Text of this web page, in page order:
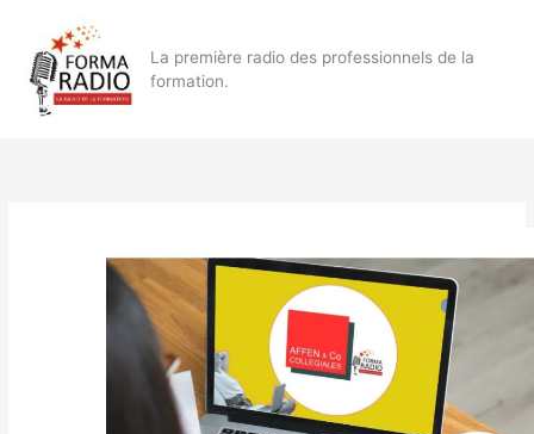
contenu
La première radio des professionnels de la
formation.